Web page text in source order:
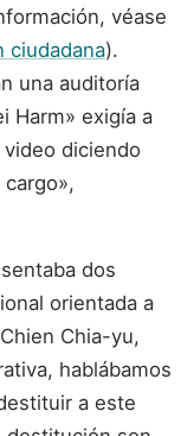
véase
ciudadana).
una auditoría
Harm» exigía a
diciendo
dos
orientada a
Chia-yu,
hablábamos
a este